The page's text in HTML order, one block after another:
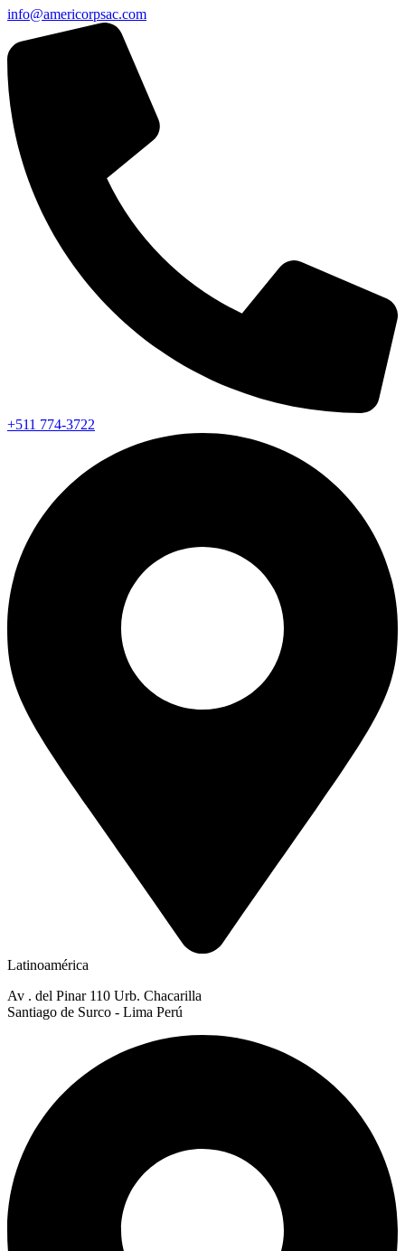
info@americorpsac.com
+511 774-3722
Latinoamérica
Av . del Pinar 110 Urb. Chacarilla
Santiago de Surco - Lima Perú